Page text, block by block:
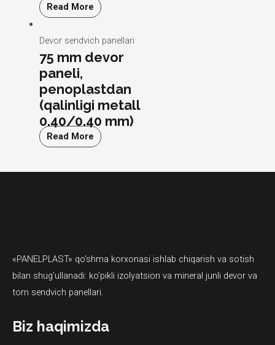
Read More
Devor sendvich panellari
75 mm devor
paneli,
penoplastdan
(qalinligi metall
0.40/0.40 mm)
Read More
«PANELPLAST» qo’shma korxonasi ishlab chiqarish va sotish
bilan shug’ullanadi: ko’pikli izolyatsion va mineral junli devor va
tom sendvich panellari.
Biz haqimizda